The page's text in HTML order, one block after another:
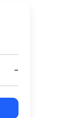
-